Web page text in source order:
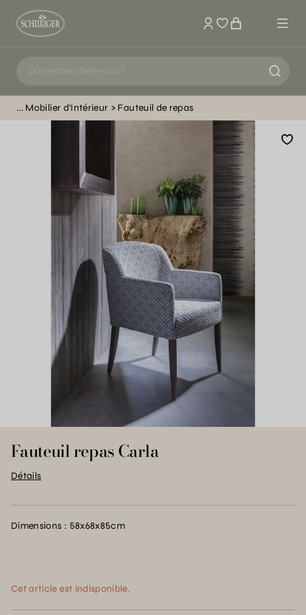
Mon compte
Mobilier d'Intérieur Fauteuil de repas
Fauteuil repas Carla
Détails
Dimensions : 58x68x85cm
Cet article est indisponible.